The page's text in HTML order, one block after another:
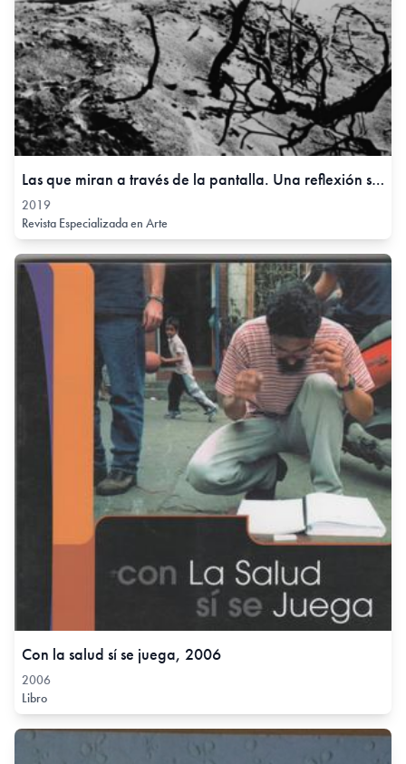
Las que miran a través de la pantalla. Una reflexión sobre la representación de las mujeres en el documental A propósito de la mujer de María de los Ángeles (Kitico) Moreno, 2019
2019
Revista Especializada en Arte
Con la salud sí se juega, 2006
2006
Libro